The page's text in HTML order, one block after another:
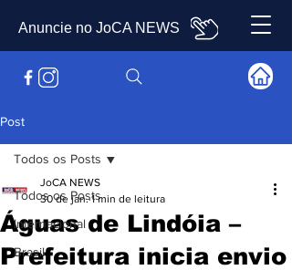
Anuncie no JoCA NEWS
Post
Todos os Posts
Internacional
Brasil
Todos os Posts
Águas de Lindóia –
Prefeitura inicia envio
JoCA NEWS
30 de jan. 1 min de leitura